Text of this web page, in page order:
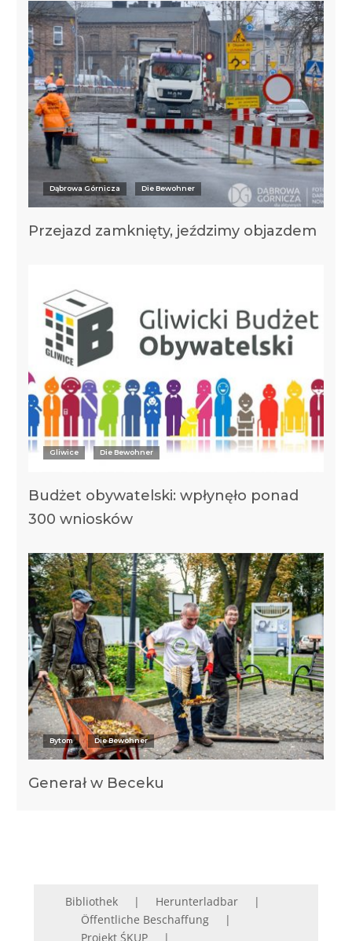
Dąbrowa Górnicza Die Bewohner
Przejazd zamknięty, jeździmy objazdem
Gliwice Die Bewohner
Budżet obywatelski: wpłynęło ponad
300 wniosków
Bytom Die Bewohner
Generał w Beceku
Bibliothek
Herunterladbar
Öffentliche Beschaffung
Projekt ŚKUP